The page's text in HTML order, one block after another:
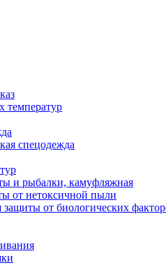
спецодежда
и рыбалки, камуфляжная
от нетоксичной пыли
от биологических